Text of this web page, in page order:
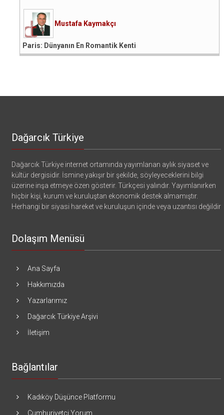
Mustafa Kaymakçı
Paris: Dünyanın En Romantik Kenti
Dağarcık Türkiye
Dağarcık Türkiye internet ortamında yayımlanan aylık siyaset ve
kültür dergisidir. İsmine yakışır bir şekilde, söyleyeceklerini bilgi
üzerine inşa etmeye özen gösterir. Türkçesi yalındır. Yayımlanırken
hiçbir kişi, kurum ve kuruluştan ekonomik destek almamıştır.
Herhangi bir siyasi hareket ve kuruluşun içinde veya uzantısı değildir
Dolaşım Menüsü
Ana Sayfa
Hakkımızda
Yazarlarımız
Dağarcık Türkiye Arşivi
İletişim
Bağlantılar
Kadıköy Düşünce Platformu
Cumhuriyetçi Yorum